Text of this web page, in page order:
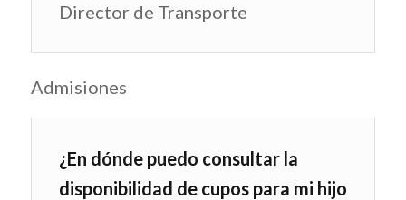
Director de Transporte
Admisiones
¿En dónde puedo consultar la
disponibilidad de cupos para mi hijo